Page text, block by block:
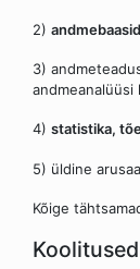
2)
3)
andmeanalüüsi
4) statistika,
5) üldine
Kõige
Koolitused